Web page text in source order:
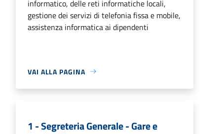
informatico, delle reti informatiche locali,
gestione dei servizi di telefonia fissa e mobile,
assistenza informatica ai dipendenti
VAI ALLA PAGINA
1 - Segreteria Generale - Gare e